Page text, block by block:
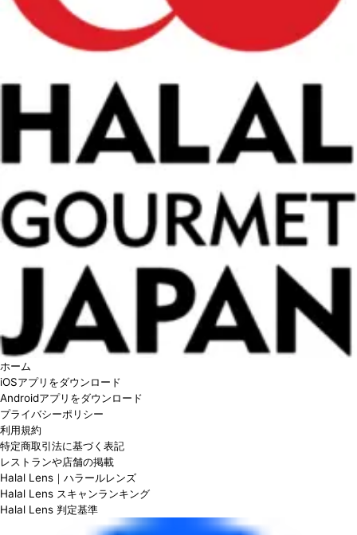
ホーム
iOSアプリをダウンロード
Androidアプリをダウンロード
プライバシーポリシー
利用規約
特定商取引法に基づく表記
レストランや店舗の掲載
Halal Lens｜ハラールレンズ
Halal Lens スキャンランキング
Halal Lens 判定基準